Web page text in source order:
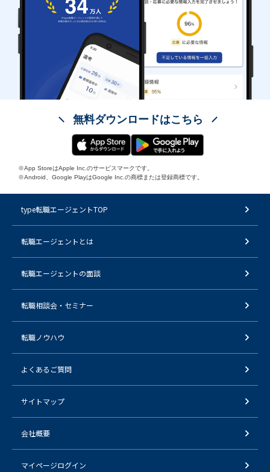
無料ダウンロードはこちら
※App StoreはApple Inc.のサービスマークです。
※Android、Google PlayはGoogle Inc.の商標または登録商標です。
type転職エージェントTOP
転職エージェントとは
転職エージェントの面談
転職相談会・セミナー
転職ノウハウ
よくあるご質問
サイトマップ
会社概要
マイページログイン